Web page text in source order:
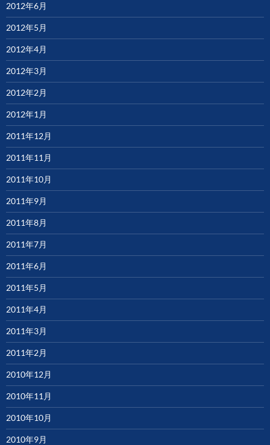
2012年6月
2012年5月
2012年4月
2012年3月
2012年2月
2012年1月
2011年12月
2011年11月
2011年10月
2011年9月
2011年8月
2011年7月
2011年6月
2011年5月
2011年4月
2011年3月
2011年2月
2010年12月
2010年11月
2010年10月
2010年9月